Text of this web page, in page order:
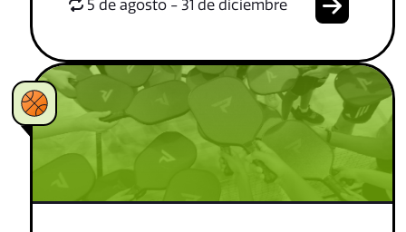
5 de agosto - 31 de diciembre